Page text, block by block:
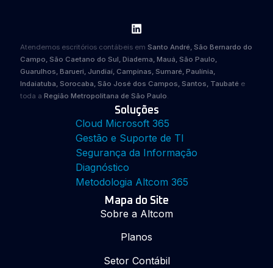
Atendemos escritórios contábeis em Santo André, São Bernardo do
Campo, São Caetano do Sul, Diadema, Mauá, São Paulo,
Guarulhos, Barueri, Jundiaí, Campinas, Sumaré, Paulínia,
Indaiatuba, Sorocaba, São José dos Campos, Santos, Taubaté e
toda a Região Metropolitana de São Paulo
Soluções
Cloud Microsoft 365
Gestão e Suporte de TI
Segurança da Informação
Diagnóstico
Metodologia Altcom 365
Mapa do Site
Sobre a Altcom
Planos
Setor Contábil